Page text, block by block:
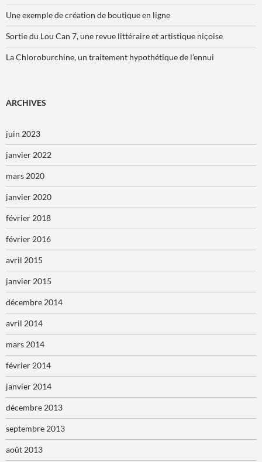
Une exemple de création de boutique en ligne
Sortie du Lou Can 7, une revue littéraire et artistique niçoise
La Chloroburchine, un traitement hypothétique de l’ennui
ARCHIVES
juin 2023
janvier 2022
mars 2020
janvier 2020
février 2018
février 2016
avril 2015
janvier 2015
décembre 2014
avril 2014
mars 2014
février 2014
janvier 2014
décembre 2013
septembre 2013
août 2013